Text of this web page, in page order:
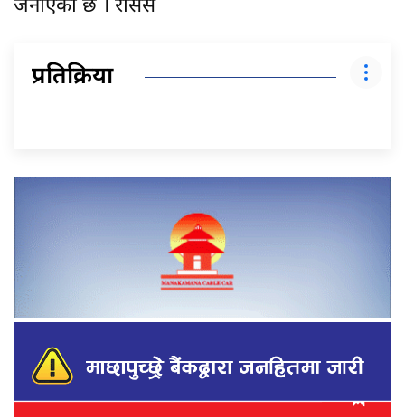
जनाएको छ । रासस
प्रतिक्रिया